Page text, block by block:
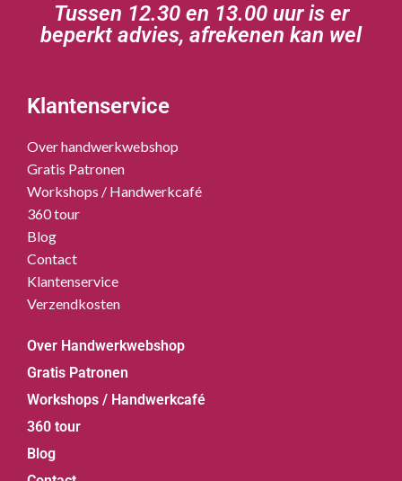
Tussen 12.30 en 13.00 uur is er
beperkt advies, afrekenen kan wel
Klantenservice
Over handwerkwebshop
Gratis Patronen
Workshops / Handwerkcafé
360 tour
Blog
Contact
Klantenservice
Verzendkosten
Over Handwerkwebshop
Gratis Patronen
Workshops / Handwerkcafé
360 tour
Blog